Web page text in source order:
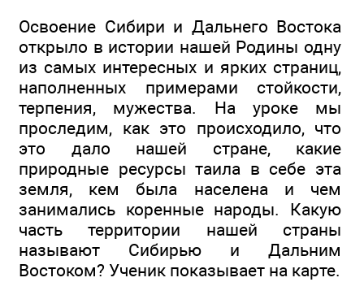
Освоение Сибири и Дальнего Востока
открыло в истории нашей Родины одну
из самых интересных и ярких страниц,
наполненных примерами стойкости,
терпения, мужества. На уроке мы
проследим, как это происходило, что
это дало нашей стране, какие
природные ресурсы таила в себе эта
земля, кем была населена и чем
занимались коренные народы. Какую
часть территории нашей страны
называют Сибирью и Дальним
Востоком? Ученик показывает на карте.